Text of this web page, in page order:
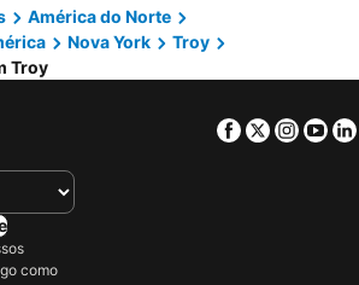
América do Norte
Nova York
Troy
Troy
Facebook
Twitter
como